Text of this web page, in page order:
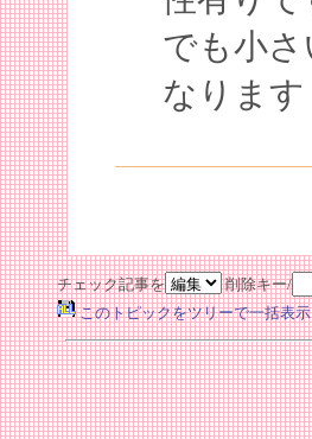
でも小
なります
チェック記事を
削除キー/
このトピックをツリーで一括表示